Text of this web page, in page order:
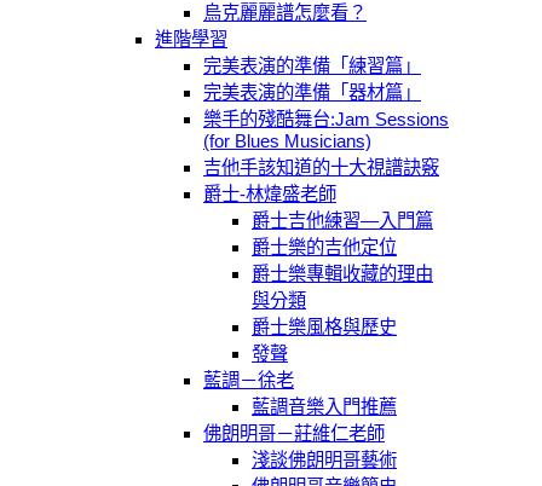
烏克麗麗譜怎麼看？
進階學習
完美表演的準備「練習篇」
完美表演的準備「器材篇」
樂手的殘酷舞台:Jam Sessions
(for Blues Musicians)
吉他手該知道的十大視譜訣竅
爵士-林煒盛老師
爵士吉他練習—入門篇
爵士樂的吉他定位
爵士樂專輯收藏的理由
與分類
爵士樂風格與歷史
發聲
藍調－徐老
藍調音樂入門推薦
佛朗明哥－莊維仁老師
淺談佛朗明哥藝術